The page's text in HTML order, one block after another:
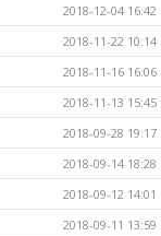
2018-12-04 16:42
2018-11-22 10:14
2018-11-16 16:06
2018-11-13 15:45
2018-09-28 19:17
2018-09-14 18:28
2018-09-12 14:01
2018-09-11 13:59